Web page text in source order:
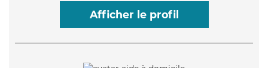
Afficher le profil